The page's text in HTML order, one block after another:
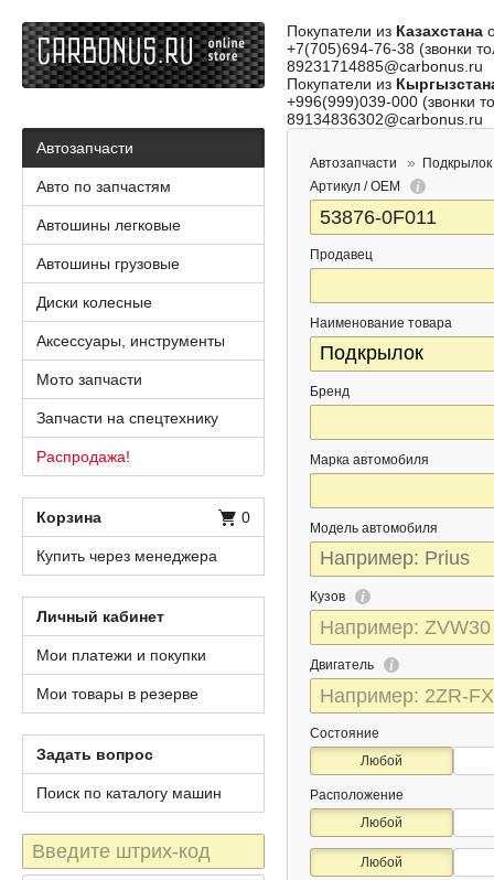
Покупатели из Казахстана
+7(705)694-76-38 (звонки
89231714885@carbonus.ru
Покупатели из
+996(999)039-000 (звонки
89134836302@carbonus.ru
Автозапчасти
Подкрылок
Артикул / OEM
Продавец
Наименование товара
Бренд
Марка автомобиля
Модель автомобиля
Кузов
Двигатель
Состояние
Любой
Расположение
Любой
Любой
Автозапчасти
Авто по запчастям
Автошины легковые
Автошины грузовые
Диски колесные
Аксессуары, инструменты
Мото запчасти
Запчасти на спецтехнику
Распродажа!
Корзина 0
Купить через менеджера
Личный кабинет
Мои платежи и покупки
Мои товары в резерве
Задать вопрос
Поиск по каталогу машин
Штрих-
код